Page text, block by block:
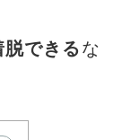
できる な